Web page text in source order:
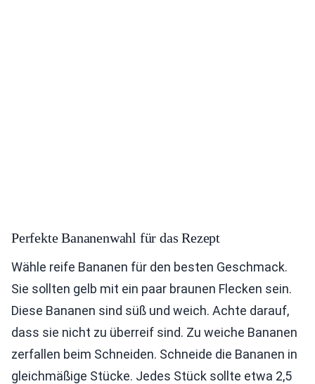
Perfekte Bananenwahl für das Rezept
Wähle reife Bananen für den besten Geschmack.
Sie sollten gelb mit ein paar braunen Flecken sein.
Diese Bananen sind süß und weich. Achte darauf,
dass sie nicht zu überreif sind. Zu weiche Bananen
zerfallen beim Schneiden. Schneide die Bananen in
gleichmäßige Stücke. Jedes Stück sollte etwa 2,5